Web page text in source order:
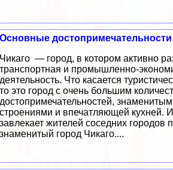
Основные достопримечательности
Чикаго — город, в котором активно
транспортная и промышленно-
деятельность. Что касается
то это город с очень большим
достопримечательностей,
строениями и впечатляющей кухней.
завлекает жителей соседних городов
знаменитый город Чикаго....